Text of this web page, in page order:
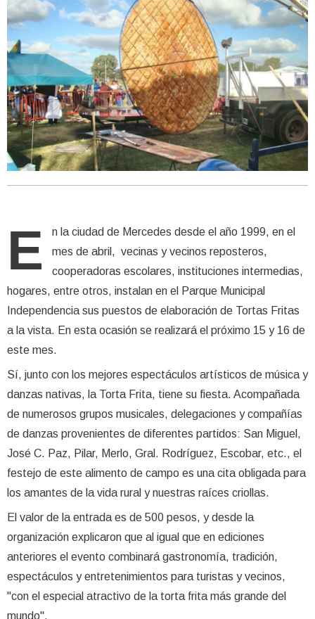
E
n la ciudad de Mercedes desde el año 1999, en el
mes de abril, vecinas y vecinos reposteros,
cooperadoras escolares, instituciones intermedias,
hogares, entre otros, instalan en el Parque Municipal
Independencia sus puestos de elaboración de Tortas Fritas
a la vista. En esta ocasión se realizará el próximo 15 y 16 de
este mes.
Sí, junto con los mejores espectáculos artísticos de música y
danzas nativas, la Torta Frita, tiene su fiesta. Acompañada
de numerosos grupos musicales, delegaciones y compañías
de danzas provenientes de diferentes partidos: San Miguel,
José C. Paz, Pilar, Merlo, Gral. Rodríguez, Escobar, etc., el
festejo de este alimento de campo es una cita obligada para
los amantes de la vida rural y nuestras raíces criollas.
El valor de la entrada es de 500 pesos, y desde la
organización explicaron que al igual que en ediciones
anteriores el evento combinará gastronomía, tradición,
espectáculos y entretenimientos para turistas y vecinos,
"con el especial atractivo de la torta frita más grande del
mundo".